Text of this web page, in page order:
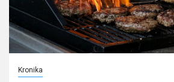
Kronika